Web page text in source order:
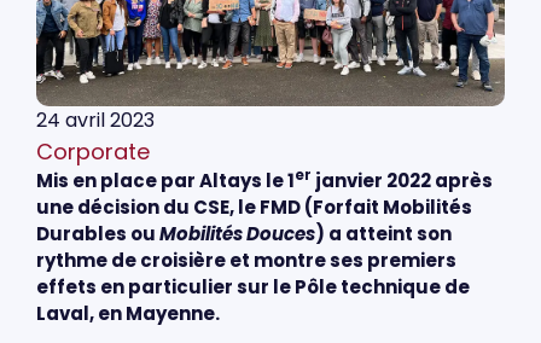
24 avril 2023
Corporate
Mis en place par Altays le 1er janvier 2022 après
une décision du CSE, le FMD (Forfait Mobilités
Durables ouMobilités Douces) a atteint son
rythme de croisière et montre ses premiers
effets en particulier sur le Pôle technique de
Laval, en Mayenne.